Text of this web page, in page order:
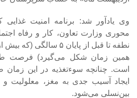
وی یادآور شد: برنامه‌ امنیت غذایی
محوری وزارت تعاون، کار و رفاه
همین زمان شکل می‌گیرد) فرصت
است. چنانچه سوء‌تغذیه در این زمان
ایجاد آسیب جدی به مغز، معلولیت
بین‌نسلی می‌شود.